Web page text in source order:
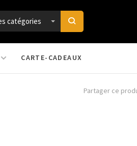
catégories
CARTE-CADEAUX
Partager ce